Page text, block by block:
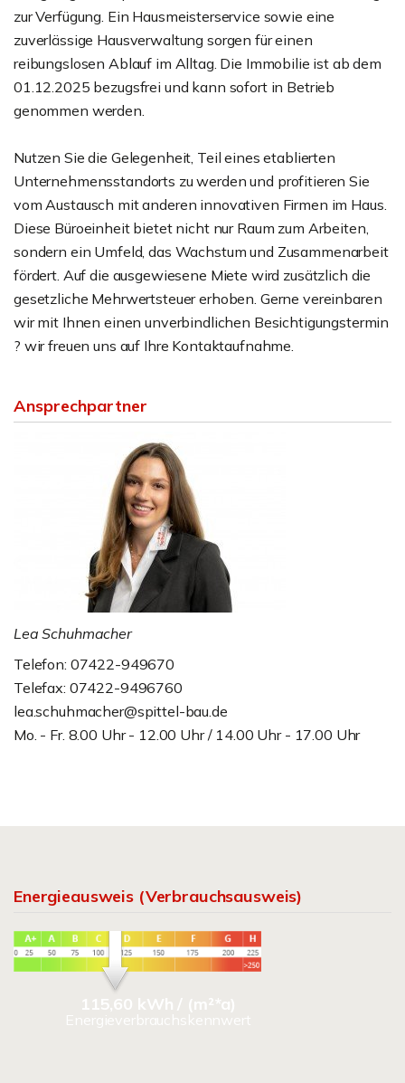
zur Verfügung. Ein Hausmeisterservice sowie eine
zuverlässige Hausverwaltung sorgen für einen
reibungslosen Ablauf im Alltag. Die Immobilie ist ab dem
01.12.2025 bezugsfrei und kann sofort in Betrieb
genommen werden.
Nutzen Sie die Gelegenheit, Teil eines etablierten
Unternehmensstandorts zu werden und profitieren Sie
vom Austausch mit anderen innovativen Firmen im Haus.
Diese Büroeinheit bietet nicht nur Raum zum Arbeiten,
sondern ein Umfeld, das Wachstum und Zusammenarbeit
fördert. Auf die ausgewiesene Miete wird zusätzlich die
gesetzliche Mehrwertsteuer erhoben. Gerne vereinbaren
wir mit Ihnen einen unverbindlichen Besichtigungstermin
? wir freuen uns auf Ihre Kontaktaufnahme.
Ansprechpartner
Lea Schuhmacher
Telefon: 07422-949670
Telefax: 07422-9496760
lea.schuhmacher@spittel-bau.de
Mo. - Fr. 8.00 Uhr - 12.00 Uhr / 14.00 Uhr - 17.00 Uhr
Energieausweis (Verbrauchsausweis)
115,60 kWh / (m²*a)
Energieverbrauchskennwert